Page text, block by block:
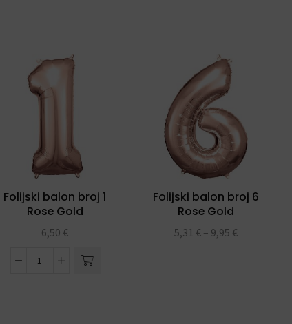
Folijski balon broj 1
Rose Gold
6,50 €
Folijski balon broj 6
Rose Gold
5,31 € – 9,95 €